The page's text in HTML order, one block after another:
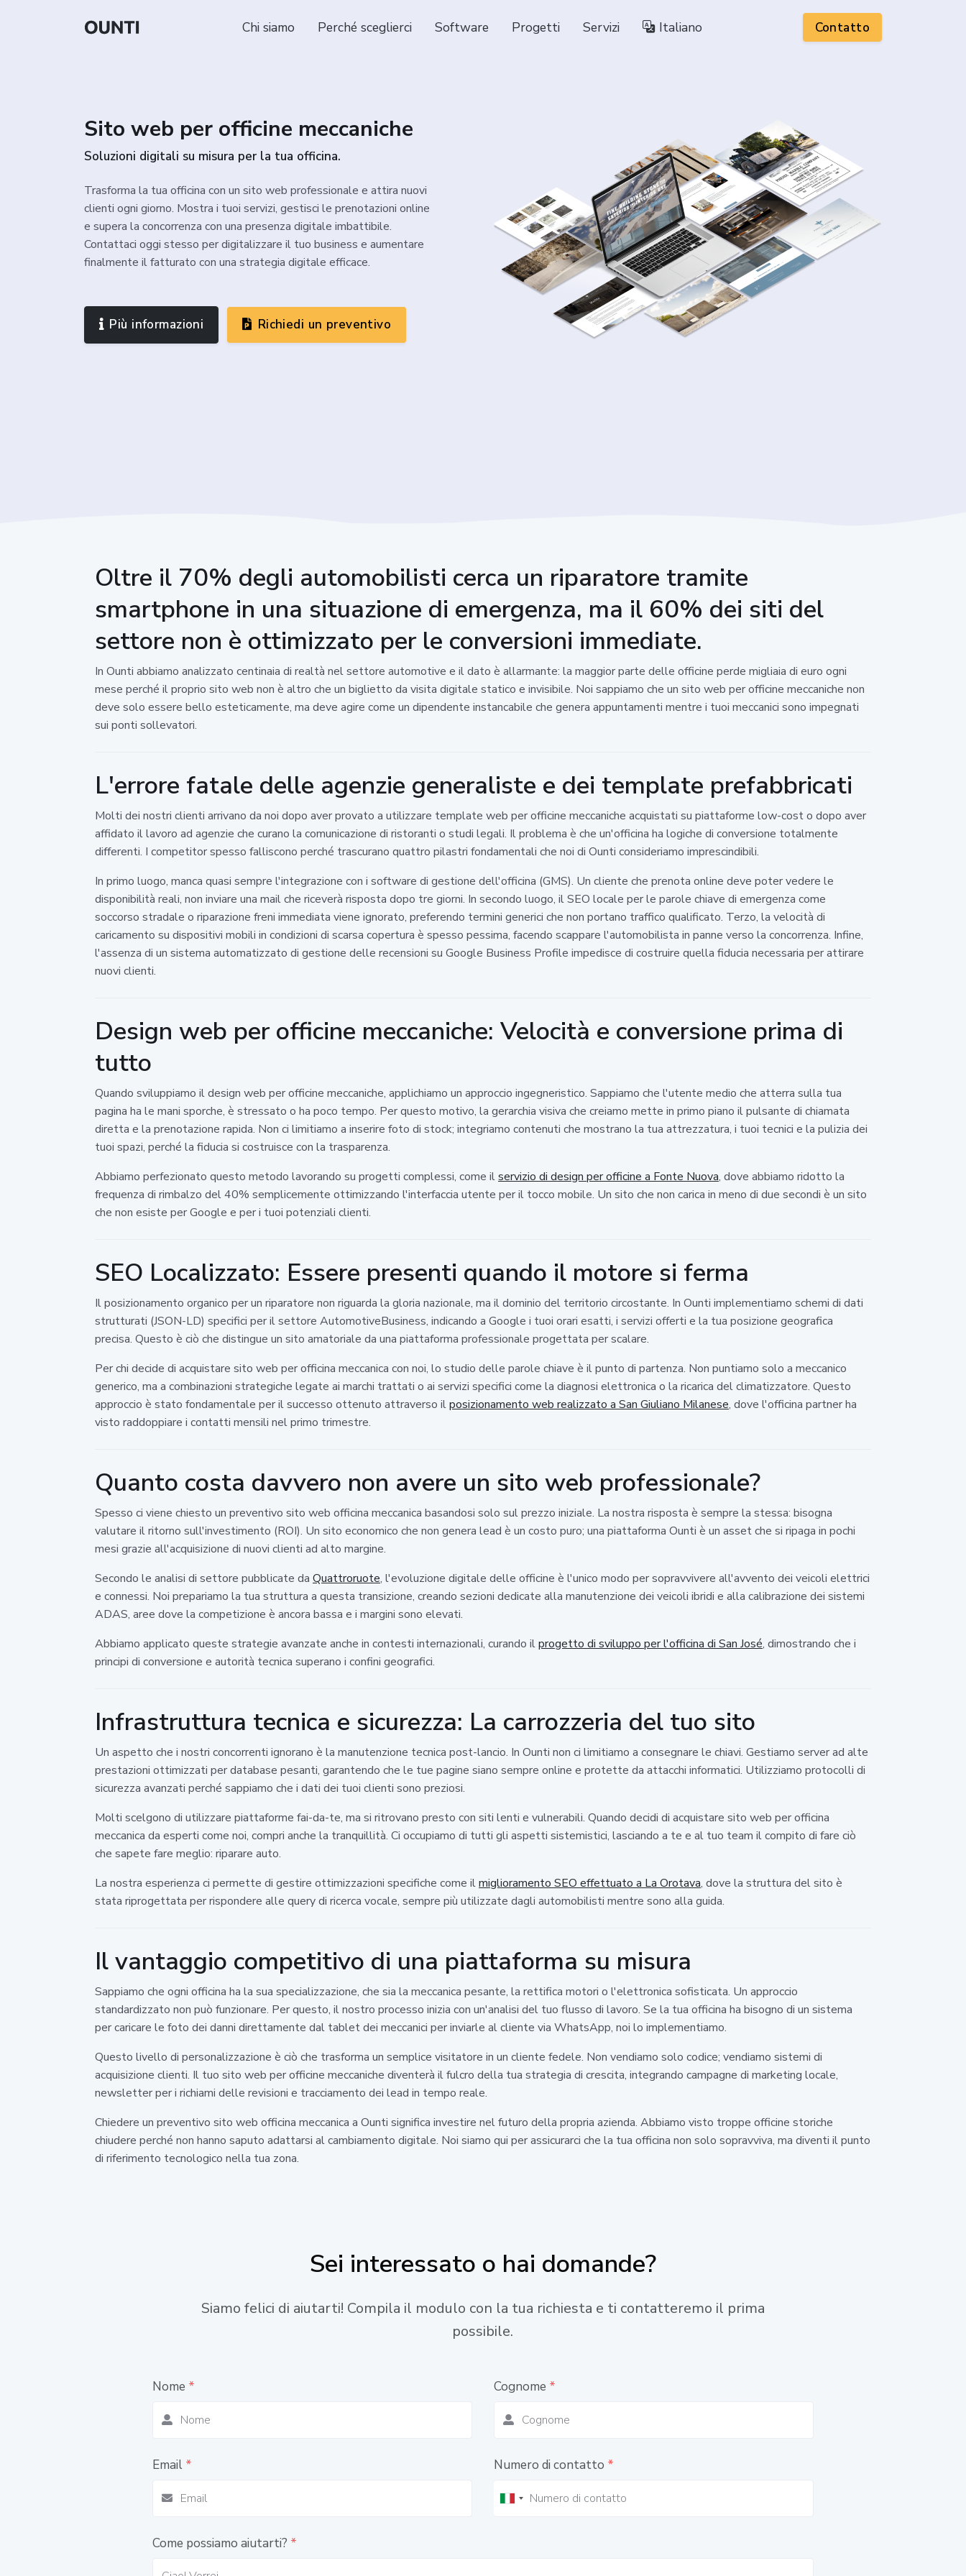
Chi siamo Perché sceglierci Software Progetti Servizi Italiano Contatto
Sito web per officine meccaniche
Soluzioni digitali su misura per la tua officina.
Trasforma la tua officina con un sito web professionale e attira nuovi
clienti ogni giorno. Mostra i tuoi servizi, gestisci le prenotazioni online
e supera la concorrenza con una presenza digitale imbattibile.
Contattaci oggi stesso per digitalizzare il tuo business e aumentare
finalmente il fatturato con una strategia digitale efficace.
Più informazioni Richiedi un preventivo
Oltre il 70% degli automobilisti cerca un riparatore tramite
smartphone in una situazione di emergenza, ma il 60% dei siti del
settore non è ottimizzato per le conversioni immediate.
In Ounti abbiamo analizzato centinaia di realtà nel settore automotive e il dato è allarmante: la maggior parte delle officine perde migliaia di euro ogni
mese perché il proprio sito web non è altro che un biglietto da visita digitale statico e invisibile. Noi sappiamo che un sito web per officine meccaniche non
deve solo essere bello esteticamente, ma deve agire come un dipendente instancabile che genera appuntamenti mentre i tuoi meccanici sono impegnati
sui ponti sollevatori.
L'errore fatale delle agenzie generaliste e dei template prefabbricati
Molti dei nostri clienti arrivano da noi dopo aver provato a utilizzare template web per officine meccaniche acquistati su piattaforme low-cost o dopo aver
affidato il lavoro ad agenzie che curano la comunicazione di ristoranti o studi legali. Il problema è che un'officina ha logiche di conversione totalmente
differenti. I competitor spesso falliscono perché trascurano quattro pilastri fondamentali che noi di Ounti consideriamo imprescindibili.
In primo luogo, manca quasi sempre l'integrazione con i software di gestione dell'officina (GMS). Un cliente che prenota online deve poter vedere le
disponibilità reali, non inviare una mail che riceverà risposta dopo tre giorni. In secondo luogo, il SEO locale per le parole chiave di emergenza come
soccorso stradale o riparazione freni immediata viene ignorato, preferendo termini generici che non portano traffico qualificato. Terzo, la velocità di
caricamento su dispositivi mobili in condizioni di scarsa copertura è spesso pessima, facendo scappare l'automobilista in panne verso la concorrenza. Infine,
l'assenza di un sistema automatizzato di gestione delle recensioni su Google Business Profile impedisce di costruire quella fiducia necessaria per attirare
nuovi clienti.
Design web per officine meccaniche: Velocità e conversione prima di
tutto
Quando sviluppiamo il design web per officine meccaniche, applichiamo un approccio ingegneristico. Sappiamo che l'utente medio che atterra sulla tua
pagina ha le mani sporche, è stressato o ha poco tempo. Per questo motivo, la gerarchia visiva che creiamo mette in primo piano il pulsante di chiamata
diretta e la prenotazione rapida. Non ci limitiamo a inserire foto di stock; integriamo contenuti che mostrano la tua attrezzatura, i tuoi tecnici e la pulizia dei
tuoi spazi, perché la fiducia si costruisce con la trasparenza.
Abbiamo perfezionato questo metodo lavorando su progetti complessi, come ilservizio di design per officine a Fonte Nuova, dove abbiamo ridotto la
frequenza di rimbalzo del 40% semplicemente ottimizzando l'interfaccia utente per il tocco mobile. Un sito che non carica in meno di due secondi è un sito
che non esiste per Google e per i tuoi potenziali clienti.
SEO Localizzato: Essere presenti quando il motore si ferma
Il posizionamento organico per un riparatore non riguarda la gloria nazionale, ma il dominio del territorio circostante. In Ounti implementiamo schemi di dati
strutturati (JSON-LD) specifici per il settore AutomotiveBusiness, indicando a Google i tuoi orari esatti, i servizi offerti e la tua posizione geografica
precisa. Questo è ciò che distingue un sito amatoriale da una piattaforma professionale progettata per scalare.
Per chi decide di acquistare sito web per officina meccanica con noi, lo studio delle parole chiave è il punto di partenza. Non puntiamo solo a meccanico
generico, ma a combinazioni strategiche legate ai marchi trattati o ai servizi specifici come la diagnosi elettronica o la ricarica del climatizzatore. Questo
approccio è stato fondamentale per il successo ottenuto attraverso ilposizionamento web realizzato a San Giuliano Milanese, dove l'officina partner ha
visto raddoppiare i contatti mensili nel primo trimestre.
Quanto costa davvero non avere un sito web professionale?
Spesso ci viene chiesto un preventivo sito web officina meccanica basandosi solo sul prezzo iniziale. La nostra risposta è sempre la stessa: bisogna
valutare il ritorno sull'investimento (ROI). Un sito economico che non genera lead è un costo puro; una piattaforma Ounti è un asset che si ripaga in pochi
mesi grazie all'acquisizione di nuovi clienti ad alto margine.
Secondo le analisi di settore pubblicate da Quattroruote, l'evoluzione digitale delle officine è l'unico modo per sopravvivere all'avvento dei veicoli elettrici
e connessi. Noi prepariamo la tua struttura a questa transizione, creando sezioni dedicate alla manutenzione dei veicoli ibridi e alla calibrazione dei sistemi
ADAS, aree dove la competizione è ancora bassa e i margini sono elevati.
Abbiamo applicato queste strategie avanzate anche in contesti internazionali, curando ilprogetto di sviluppo per l'officina di San José, dimostrando che i
principi di conversione e autorità tecnica superano i confini geografici.
Infrastruttura tecnica e sicurezza: La carrozzeria del tuo sito
Un aspetto che i nostri concorrenti ignorano è la manutenzione tecnica post-lancio. In Ounti non ci limitiamo a consegnare le chiavi. Gestiamo server ad alte
prestazioni ottimizzati per database pesanti, garantendo che le tue pagine siano sempre online e protette da attacchi informatici. Utilizziamo protocolli di
sicurezza avanzati perché sappiamo che i dati dei tuoi clienti sono preziosi.
Molti scelgono di utilizzare piattaforme fai-da-te, ma si ritrovano presto con siti lenti e vulnerabili. Quando decidi di acquistare sito web per officina
meccanica da esperti come noi, compri anche la tranquillità. Ci occupiamo di tutti gli aspetti sistemistici, lasciando a te e al tuo team il compito di fare ciò
che sapete fare meglio: riparare auto.
La nostra esperienza ci permette di gestire ottimizzazioni specifiche come ilmiglioramento SEO effettuato a La Orotava, dove la struttura del sito è
stata riprogettata per rispondere alle query di ricerca vocale, sempre più utilizzate dagli automobilisti mentre sono alla guida.
Il vantaggio competitivo di una piattaforma su misura
Sappiamo che ogni officina ha la sua specializzazione, che sia la meccanica pesante, la rettifica motori o l'elettronica sofisticata. Un approccio
standardizzato non può funzionare. Per questo, il nostro processo inizia con un'analisi del tuo flusso di lavoro. Se la tua officina ha bisogno di un sistema
per caricare le foto dei danni direttamente dal tablet dei meccanici per inviarle al cliente via WhatsApp, noi lo implementiamo.
Questo livello di personalizzazione è ciò che trasforma un semplice visitatore in un cliente fedele. Non vendiamo solo codice; vendiamo sistemi di
acquisizione clienti. Il tuo sito web per officine meccaniche diventerà il fulcro della tua strategia di crescita, integrando campagne di marketing locale,
newsletter per i richiami delle revisioni e tracciamento dei lead in tempo reale.
Chiedere un preventivo sito web officina meccanica a Ounti significa investire nel futuro della propria azienda. Abbiamo visto troppe officine storiche
chiudere perché non hanno saputo adattarsi al cambiamento digitale. Noi siamo qui per assicurarci che la tua officina non solo sopravviva, ma diventi il punto
di riferimento tecnologico nella tua zona.
Sei interessato o hai domande?
Siamo felici di aiutarti! Compila il modulo con la tua richiesta e ti contatteremo il prima
possibile.
Nome * Cognome *
Email * Numero di contatto *
Come possiamo aiutarti? *